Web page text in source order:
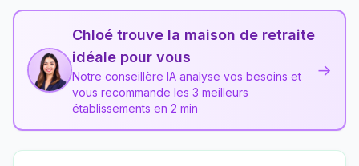
Chloé trouve la maison de retraite
idéale pour vous
Notre conseillère IA analyse vos besoins et
vous recommande les 3 meilleurs
établissements en 2 min
→